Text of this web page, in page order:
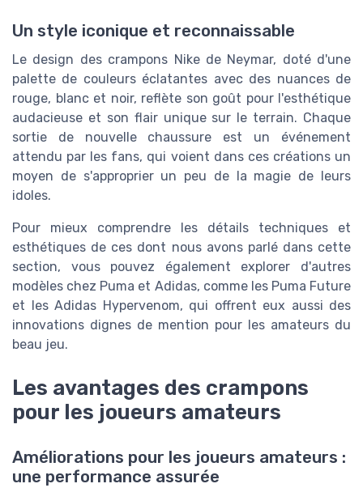
Un style iconique et reconnaissable
Le design des crampons Nike de Neymar, doté d'une
palette de couleurs éclatantes avec des nuances de
rouge, blanc et noir, reflète son goût pour l'esthétique
audacieuse et son flair unique sur le terrain. Chaque
sortie de nouvelle chaussure est un événement
attendu par les fans, qui voient dans ces créations un
moyen de s'approprier un peu de la magie de leurs
idoles.
Pour mieux comprendre les détails techniques et
esthétiques de ces dont nous avons parlé dans cette
section, vous pouvez également explorer d'autres
modèles chez Puma et Adidas, comme les Puma Future
et les Adidas Hypervenom, qui offrent eux aussi des
innovations dignes de mention pour les amateurs du
beau jeu.
Les avantages des crampons
pour les joueurs amateurs
Améliorations pour les joueurs amateurs :
une performance assurée